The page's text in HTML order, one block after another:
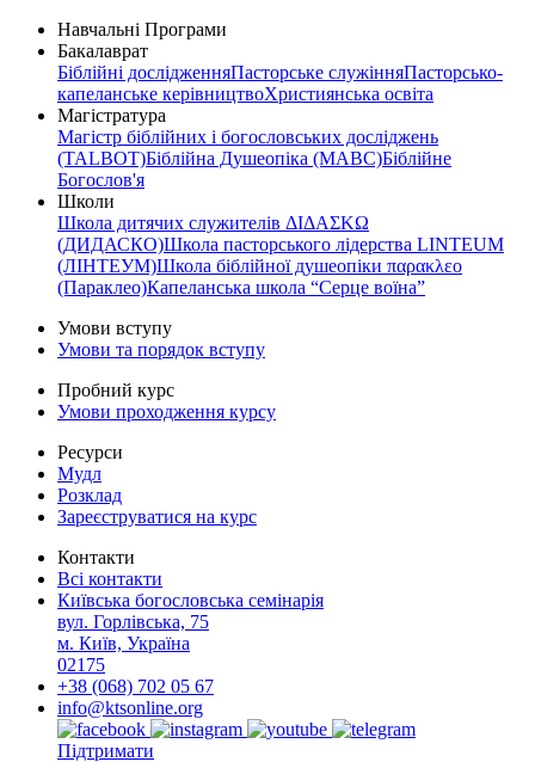
Навчальні Програми
Бакалаврат
Біблійні дослідженняПасторське служінняПасторсько-
капеланське керівництвоХристиянська освіта
Магістратура
Магістр біблійних і богословських досліджень
(TALBOT)Біблійна Душеопіка (МАВС)Біблійне
Богослов'я
Школи
Школа дитячих служителів ΔΙΔΑΣΚΩ
(ДИДАСКО)Школа пасторського лідерства LINTEUM
(ЛІНТЕУМ)Школа біблійної душеопіки παρακλεο
(Параклео)Капеланська школа “Серце воїна”
Умови вступу
Умови та порядок вступу
Пробний курс
Умови проходження курсу
Ресурси
Мудл
Розклад
Зареєструватися на курс
Контакти
Всі контакти
Київська богословська семінарія
вул. Горлівська, 75
м. Київ, Україна
02175
+38 (068) 702 05 67
info@ktsonline.org
Підтримати